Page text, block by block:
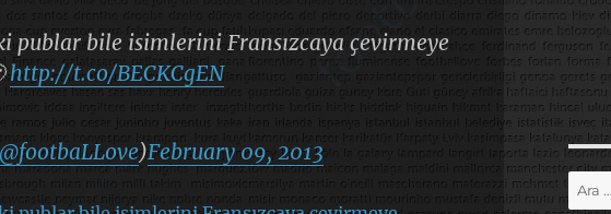
publar bile isimlerini Fransızcaya çevirmeye
http://t.co/BECKCgEN
)February 09, 2013
Ara: